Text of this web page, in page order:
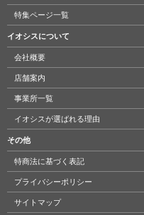
特集ページ一覧
イオシスについて
会社概要
店舗案内
事業所一覧
イオシスが選ばれる理由
その他
特商法に基づく表記
プライバシーポリシー
サイトマップ